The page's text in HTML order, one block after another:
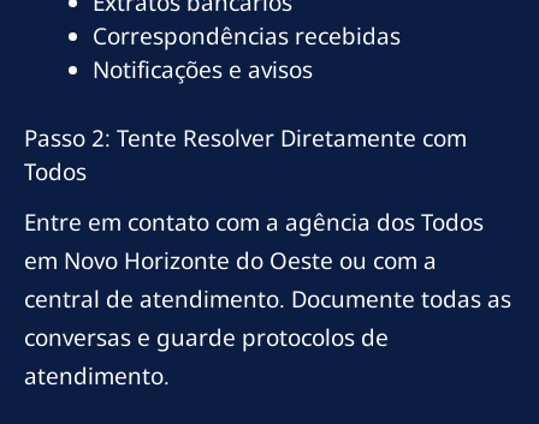
Correspondências recebidas
Notificações e avisos
Passo 2: Tente Resolver Diretamente com
Todos
Entre em contato com a agência dos Todos
em Novo Horizonte do Oeste ou com a
central de atendimento. Documente todas as
conversas e guarde protocolos de
atendimento.